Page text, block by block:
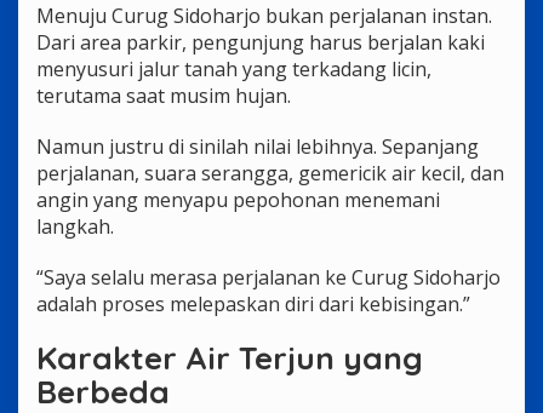
Menuju Curug Sidoharjo bukan perjalanan instan.
Dari area parkir, pengunjung harus berjalan kaki
menyusuri jalur tanah yang terkadang licin,
terutama saat musim hujan.
Namun justru di sinilah nilai lebihnya. Sepanjang
perjalanan, suara serangga, gemericik air kecil, dan
angin yang menyapu pepohonan menemani
langkah.
“Saya selalu merasa perjalanan ke Curug Sidoharjo
adalah proses melepaskan diri dari kebisingan.”
Karakter Air Terjun yang
Berbeda